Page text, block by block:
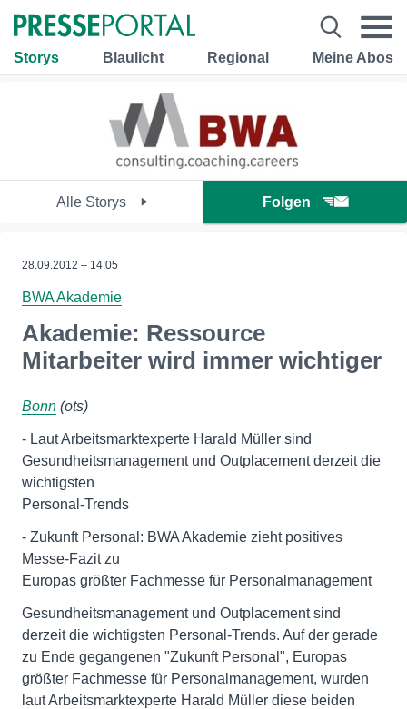
Storys Blaulicht Regional Meine Abos
Alle Storys Folgen
28.09.2012 – 14:05
BWA Akademie
Akademie: Ressource
Mitarbeiter wird immer wichtiger
Bonn (ots)
- Laut Arbeitsmarktexperte Harald Müller sind
Gesundheitsmanagement und Outplacement derzeit die
wichtigsten
Personal-Trends
- Zukunft Personal: BWA Akademie zieht positives
Messe-Fazit zu
Europas größter Fachmesse für Personalmanagement
Gesundheitsmanagement und Outplacement sind
derzeit die wichtigsten Personal-Trends. Auf der gerade
zu Ende gegangenen "Zukunft Personal", Europas
größter Fachmesse für Personalmanagement, wurden
laut Arbeitsmarktexperte Harald Müller diese beiden